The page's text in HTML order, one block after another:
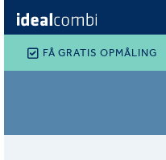
FÅ GRATIS OPMÅLING